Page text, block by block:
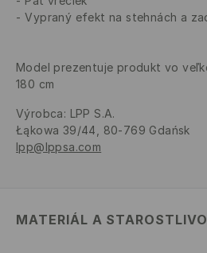
Vypraný efekt na stehnách a
Model prezentuje produkt vo
180 cm
Výrobca: LPP S.A.
Łąkowa 39/44, 80-769 Gdańsk
lpp@lppsa.com
MATERIÁL A